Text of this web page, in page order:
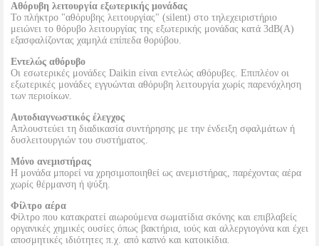
Αθόρυβη λειτουργία εξωτερικής μονάδας
Το πλήκτρο "αθόρυβης λειτουργίας" (silent) στο τηλεχειριστήριο
μειώνει το θόρυβο λειτουργίας της εξωτερικής μονάδας κατά 3dB(A)
εξασφαλίζοντας χαμηλά επίπεδα θορύβου.
Εντελώς αθόρυβο
Οι εσωτερικές μονάδες Daikin είναι εντελώς αθόρυβες. Επιπλέον οι
εξωτερικές μονάδες εγγυώνται αθόρυβη λειτουργία χωρίς παρενόχληση
των περιοίκων.
Αυτοδιαγνωστικός έλεγχος
Απλουστεύει τη διαδικασία συντήρησης με την ένδειξη σφαλμάτων ή
δυσλειτουργιών του συστήματος.
Μόνο ανεμιστήρας
Η μονάδα μπορεί να χρησιμοποιηθεί ως ανεμιστήρας, παρέχοντας αέρα
χωρίς θέρμανση ή ψύξη.
Φίλτρο αέρα
Φίλτρο που κατακρατεί αιωρούμενα σωματίδια σκόνης και επιβλαβείς
οργανικές χημικές ουσίες όπως βακτήρια, ιούς και αλλεργιογόνα και έχει
αποσμητικές ιδιότητες π.χ. από καπνό και κατοικίδια.